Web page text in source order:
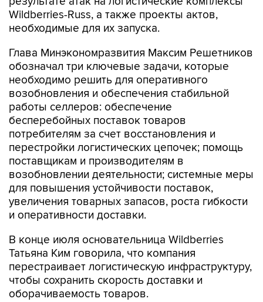
Wildberries-Russ, а также проекты актов,
необходимые для их запуска.
Глава Минэкономразвития Максим Решетников
обозначал три ключевые задачи, которые
необходимо решить для оперативного
возобновления и обеспечения стабильной
работы селлеров: обеспечение
бесперебойных поставок товаров
потребителям за счет восстановления и
перестройки логистических цепочек; помощь
поставщикам и производителям в
возобновлении деятельности; системные меры
для повышения устойчивости поставок,
увеличения товарных запасов, роста гибкости
и оперативности доставки.
В конце июля основательница Wildberries
Татьяна Ким говорила, что компания
перестраивает логистическую инфраструктуру,
чтобы сохранить скорость доставки и
оборачиваемость товаров.